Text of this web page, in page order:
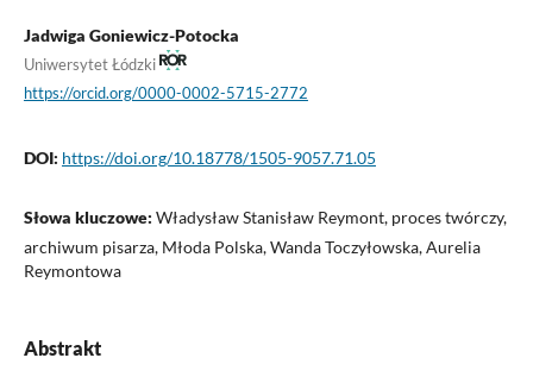
Jadwiga Goniewicz-Potocka
Uniwersytet Łódzki
https://orcid.org/0000-0002-5715-2772
DOI: https://doi.org/10.18778/1505-9057.71.05
Słowa kluczowe: Władysław Stanisław Reymont, proces twórczy,
archiwum pisarza, Młoda Polska, Wanda Toczyłowska, Aurelia
Reymontowa
Abstrakt